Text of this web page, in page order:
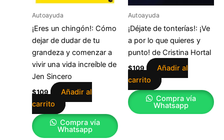
Autoayuda
¡Eres un chingón!: Cómo
dejar de dudar de tu
grandeza y comenzar a
vivir una vida increíble de
Jen Sincero
$109
Añadir al
carrito
Compra vía
Whatsapp
Autoayuda
¡Déjate de tonterías!: ¡Ve
a por lo que quieres y
punto! de Cristina Hortal
$109
Añadir al
carrito
Compra vía
Whatsapp